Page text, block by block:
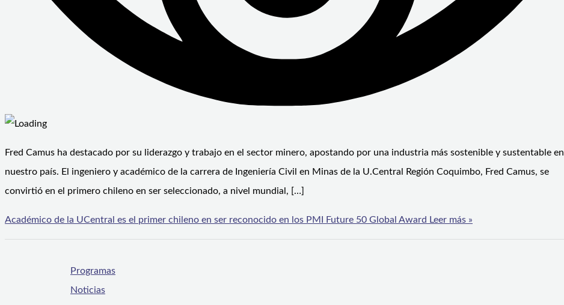
Fred Camus ha destacado por su liderazgo y trabajo en el sector minero, apostando por una industria más sostenible y sustentable en
nuestro país. El ingeniero y académico de la carrera de Ingeniería Civil en Minas de la U.Central Región Coquimbo, Fred Camus, se
convirtió en el primero chileno en ser seleccionado, a nivel mundial, […]
Académico de la UCentral es el primer chileno en ser reconocido en los PMI Future 50 Global Award Leer más »
Programas
Noticias